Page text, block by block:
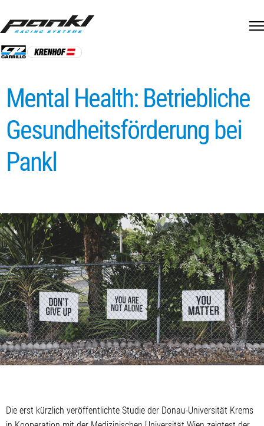
content
Mental Health: Betriebliche
Gesundheitsförderung bei
Pankl
Die erst kürzlich veröffentlichte Studie der Donau-Universität Krems